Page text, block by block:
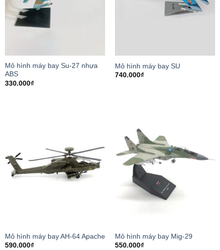
Mô hình máy bay Su-27 nhựa
ABS
330.000₫
Mô hình máy bay SU
740.000₫
Mô hình máy bay AH-64 Apache
590.000₫
Mô hình máy bay Mig-29
550.000₫